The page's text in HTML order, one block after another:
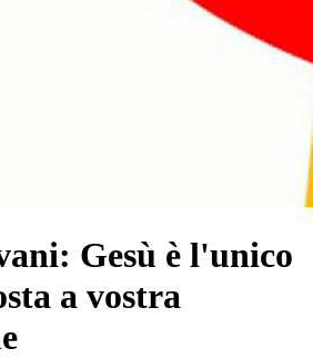
Gesù è l'unico
a vostra